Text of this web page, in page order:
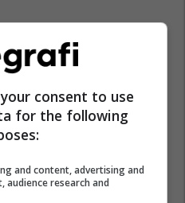
consent to use
for the following
and content, advertising and
audience research and